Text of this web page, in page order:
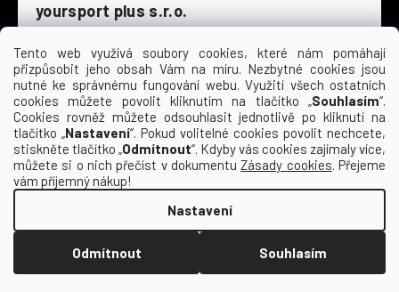
Tento web využívá soubory cookies, které nám pomáhají
přizpůsobit jeho obsah Vám na míru. Nezbytné cookies jsou
nutné ke správnému fungování webu. Využití všech ostatních
cookies můžete povolit kliknutím na tlačítko „Souhlasím“.
Cookies rovněž můžete odsouhlasit jednotlivě po kliknutí na
tlačítko „Nastavení“. Pokud volitelné cookies povolit nechcete,
stiskněte tlačítko „Odmítnout“. Kdyby vás cookies zajímaly více,
můžete si o nich přečíst v dokumentuZásady cookies. Přejeme
vám příjemný nákup!
Nastavení
Odmítnout Souhlasím
yoursport plus s.r.o.
Dyjská 845/4
196 00 Praha 9 - Čakovice
Po - Čt
9:00 - 16:30
Pá
9:00 - 15:30
So
zavřeno
Ne
zavřeno
Vytvořil Shoptet
Copyright 2026
Kempa | yoursport. Všechna
práva vyhrazena.Upravit nastavení cookies